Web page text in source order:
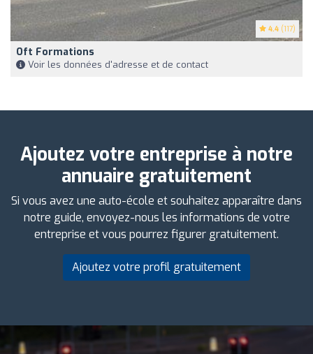
4.4 (117)
Oft Formations
Voir les données d'adresse et de contact
Ajoutez votre entreprise à notre
annuaire gratuitement
Si vous avez une auto-école et souhaitez apparaître dans
notre guide, envoyez-nous les informations de votre
entreprise et vous pourrez figurer gratuitement.
Ajoutez votre profil gratuitement